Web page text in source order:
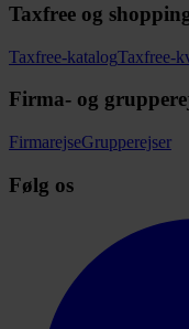
Taxfree og
Taxfree-katalogTaxfree-
Firma- og
FirmarejseGrupperejser
Følg os